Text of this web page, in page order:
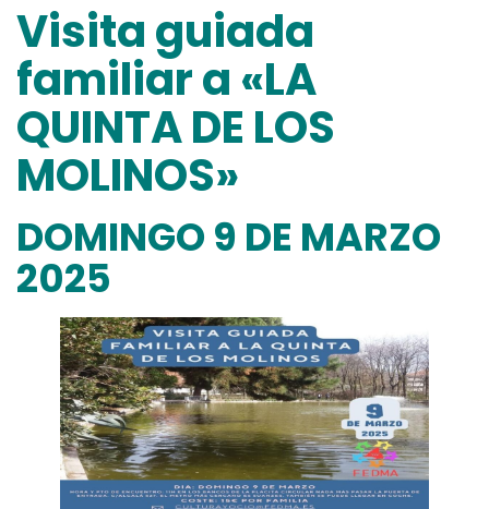
Visita guiada
familiar a «LA
QUINTA DE LOS
MOLINOS»
DOMINGO 9 DE MARZO
2025